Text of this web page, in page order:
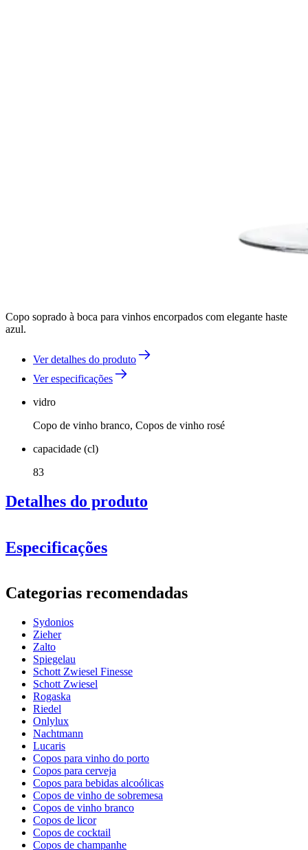
Copo soprado à boca para vinhos encorpados com elegante haste
azul.
Ver detalhes do produto
Ver especificações
vidro
Copo de vinho branco, Copos de vinho rosé
capacidade (cl)
83
Detalhes do produto
Especificações
Número do produtoCOL022BLUE
Geral
Fabricante
Dimensões (LxAxP cm)
Peso (kg)1
Altura (cm)
Largura (cm)
profundidade (cm)
vidroCopo de vinho branco, Copos de vinho rosé
capacidade (cl)83
diâmetro (cm)11
Outro
Categorias recomendadas
Sydonios
Zieher
Zalto
Spiegelau
Schott Zwiesel Finesse
Schott Zwiesel
Rogaska
Riedel
Onlylux
Nachtmann
Lucaris
Copos para vinho do porto
Copos para cerveja
Copos para bebidas alcoólicas
Copos de vinho de sobremesa
Copos de vinho branco
Copos de licor
Copos de cocktail
Copos de champanhe